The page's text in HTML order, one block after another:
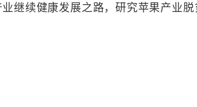
继续健康发展之路，研究苹果产业